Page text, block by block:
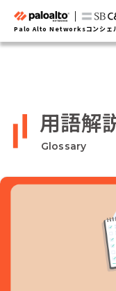
Palo Alto Networksコンシェ
用語解
Glossary